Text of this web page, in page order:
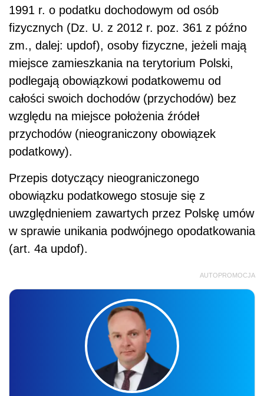
1991 r. o podatku dochodowym od osób
fizycznych (Dz. U. z 2012 r. poz. 361 z późno
zm., dalej: updof), osoby fizyczne, jeżeli mają
miejsce zamieszkania na terytorium Polski,
podlegają obowiązkowi podatkowemu od
całości swoich dochodów (przychodów) bez
względu na miejsce położenia źródeł
przychodów (nieograniczony obowiązek
podatkowy).
Przepis dotyczący nieograniczonego
obowiązku podatkowego stosuje się z
uwzględnieniem zawartych przez Polskę umów
w sprawie unikania podwójnego opodatkowania
(art. 4a updof).
AUTOPROMOCJA